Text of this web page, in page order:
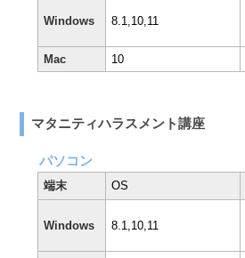
Windows 8.1,10,11
Mac
10
マタニティハラスメント講座
パソコン
端末 OS
Windows 8.1,10,11